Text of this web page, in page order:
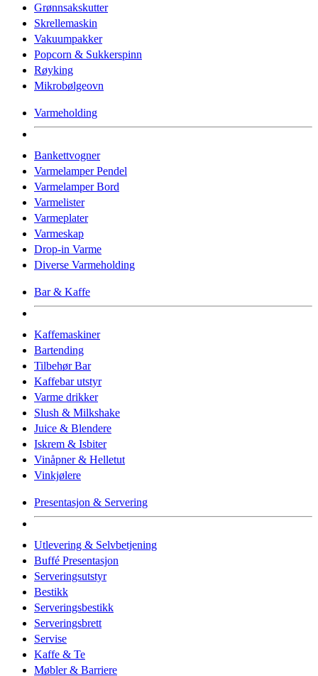
Grønnsakskutter
Skrellemaskin
Vakuumpakker
Popcorn & Sukkerspinn
Røyking
Mikrobølgeovn
Varmeholding
Bankettvogner
Varmelamper Pendel
Varmelamper Bord
Varmelister
Varmeplater
Varmeskap
Drop-in Varme
Diverse Varmeholding
Bar & Kaffe
Kaffemaskiner
Bartending
Tilbehør Bar
Kaffebar utstyr
Varme drikker
Slush & Milkshake
Juice & Blendere
Iskrem & Isbiter
Vinåpner & Helletut
Vinkjølere
Presentasjon & Servering
Utlevering & Selvbetjening
Buffé Presentasjon
Serveringsutstyr
Bestikk
Serveringsbestikk
Serveringsbrett
Servise
Kaffe & Te
Møbler & Barriere